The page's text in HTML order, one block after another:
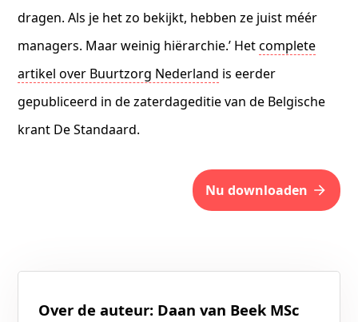
dragen. Als je het zo bekijkt, hebben ze juist méér
managers. Maar weinig hiërarchie.’ Hetcomplete
artikel over Buurtzorg Nederland is eerder
gepubliceerd in de zaterdageditie van de Belgische
krant De Standaard.
nu downloaden
Over de auteur: Daan van Beek MSc